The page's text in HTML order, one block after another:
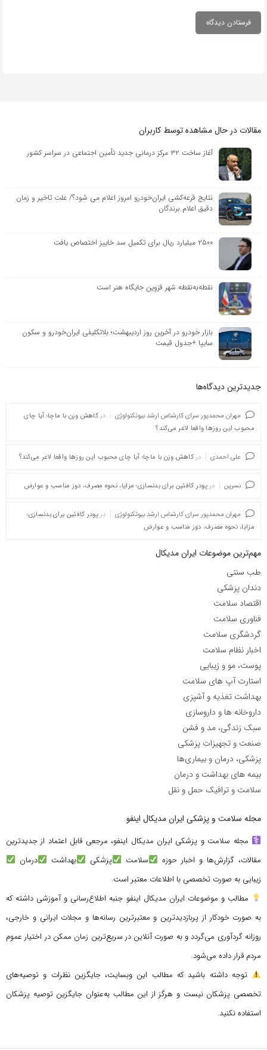
مقالات در حال مشاهده توسط کاربران
آغاز ساخت ۳۲ مرکز درمانی جدید تأمین اجتماعی در سراسر کشور
نتایج قرعه‌کشی ایران‌خودرو امروز اعلام می شود؟/ علت تاخیر و زمان
دقیق اعلام برندگان
۲۵۰۰ میلیارد ریال برای تکمیل سد خاییز اختصاص یافت
نقطه‌به‌نقطه شهر قزوین جایگاه هنر است
بازار خودرو در آخرین روز اردیبهشت؛ بلاتکلیفی ایران‌خودرو و سکون
سایپا +جدول قیمت
جدیدترین دیدگاه‌‌ها
مهران محمدپور سرای کارشناس ارشد بیوتکنولوژی در کاهش وزن با ماچا؛ آیا چای
محبوب این روزها واقعا لاغر می‌کند؟
علی احمدی در کاهش وزن با ماچا؛ آیا چای محبوب این روزها واقعا لاغر می‌کند؟
نسرین در پودر کافئین برای بدنسازی؛ مزایا، نحوه مصرف، دوز مناسب و عوارض
مهران محمدپور سرای کارشناس ارشد بیوتکنولوژی در پودر کافئین برای بدنسازی؛
مزایا، نحوه مصرف، دوز مناسب و عوارض
مهم‌ترین موضوعات ایران مدیکال
طب سنتی
دندان پزشکی
اقتصاد سلامت
فناوری سلامت
گردشگری سلامت
اخبار نظام سلامت
پوست، مو و زیبایی
استارت آپ های سلامت
بهداشت تغذیه و آشپزی
داروخانه ها و داروسازی
سبک زندگی، مد و فشن
صنعت و تجهیزات پزشکی
پزشکی، درمان و بیماری‌ها
بیمه های بهداشت و درمان
سلامت و ترافیک حمل و نقل
مجله سلامت و پزشکی ایران مدیکال اینفو
مجله سلامت و پزشکی ایران مدیکال اینفو، مرجعی قابل اعتماد از جدیدترین
مقالات، گزارش‌ها و اخبار حوزه
سلامت پزشکی بهداشت
درمان
زیبایی به صورت تخصصی با اطلاعات معتبر است.
مطالب و موضوعات ایران مدیکال اینفو جنبه اطلاع‌رسانی و آموزشی داشته که
به صورت خودکار از پربازدیدترین و معتبرترین رسانه‌ها و مجلات ایرانی و خارجی،
روزانه گردآوری می‌گردد و به صورت آنلاین در سریع‌ترین زمان ممکن در اختیار عموم
مردم قرار داده می‌شود.
توجه داشته باشید که مطالب این وبسایت، جایگزین نظرات و توصیه‌های
تخصصی پزشکان نیست و هرگز از این مطالب به‌عنوان جایگزین توصیه پزشکان
استفاده نکنید.